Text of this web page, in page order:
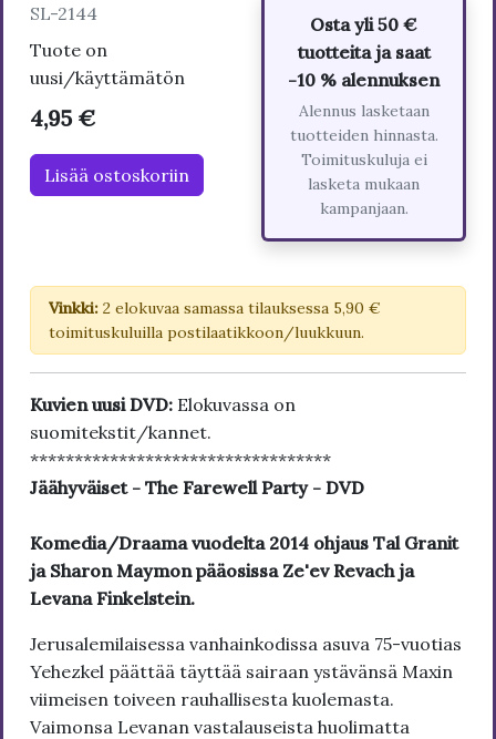
SL-2144
Tuote on
uusi/käyttämätön
4,95 €
Lisää ostoskoriin
Osta yli 50 €
tuotteita ja saat
-10 % alennuksen
Alennus lasketaan
tuotteiden hinnasta.
Toimituskuluja ei
lasketa mukaan
kampanjaan.
Vinkki: 2 elokuvaa samassa tilauksessa 5,90 €
toimituskuluilla postilaatikkoon/luukkuun.
Kuvien uusi DVD: Elokuvassa on
suomitekstit/kannet.
**********************************
Jäähyväiset - The Farewell Party - DVD
Komedia/Draama vuodelta 2014 ohjaus Tal Granit
ja Sharon Maymon pääosissa Ze'ev Revach ja
Levana Finkelstein.
Jerusalemilaisessa vanhainkodissa asuva 75-vuotias
Yehezkel päättää täyttää sairaan ystävänsä Maxin
viimeisen toiveen rauhallisesta kuolemasta.
Vaimonsa Levanan vastalauseista huolimatta